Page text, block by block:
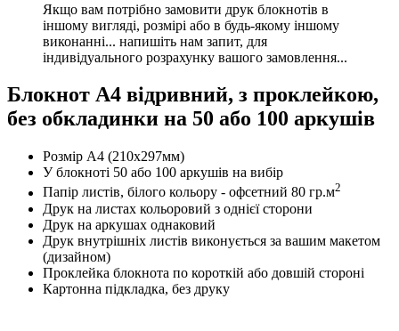
Якщо вам потрібно замовити друк блокнотів в
іншому вигляді, розмірі або в будь-якому іншому
виконанні... напишіть нам запит, для
індивідуального розрахунку вашого замовлення...
Блокнот А4 відривний, з проклейкою,
без обкладинки на 50 або 100 аркушів
Розмір А4 (210х297мм)
У блокноті 50 або 100 аркушів на вибір
Папір листів, білого кольору - офсетний 80 гр.м2
Друк на листах кольоровий з однієї сторони
Друк на аркушах однаковий
Друк внутрішніх листів виконується за вашим макетом
(дизайном)
Проклейка блокнота по короткій або довшій стороні
Картонна підкладка, без друку